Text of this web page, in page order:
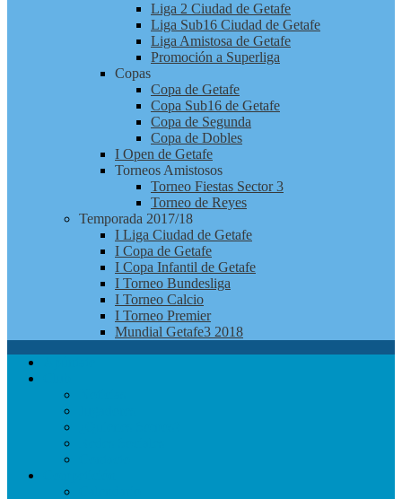
Liga 2 Ciudad de Getafe
Liga Sub16 Ciudad de Getafe
Liga Amistosa de Getafe
Promoción a Superliga
Copas
Copa de Getafe
Copa Sub16 de Getafe
Copa de Segunda
Copa de Dobles
I Open de Getafe
Torneos Amistosos
Torneo Fiestas Sector 3
Torneo de Reyes
Temporada 2017/18
I Liga Ciudad de Getafe
I Copa de Getafe
I Copa Infantil de Getafe
I Torneo Bundesliga
I Torneo Calcio
I Torneo Premier
Mundial Getafe3 2018